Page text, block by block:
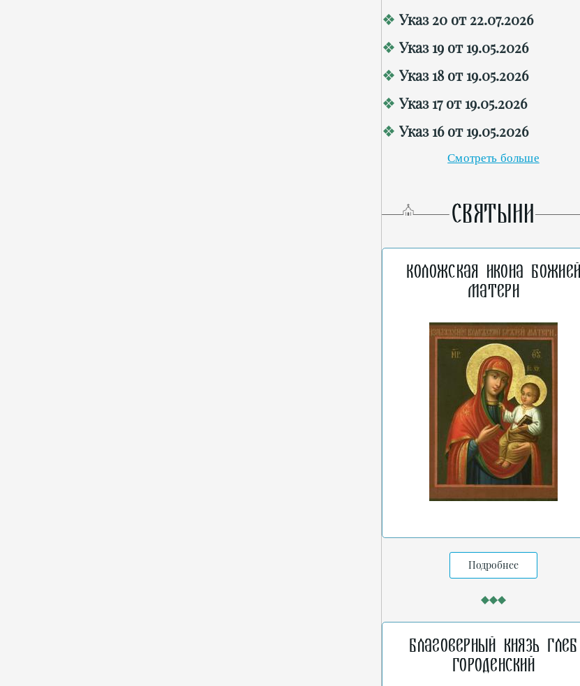
Указ 20 от 22.07.2026
Указ 19 от 19.05.2026
Указ 18 от 19.05.2026
Указ 17 от 19.05.2026
Указ 16 от 19.05.2026
Смотреть больше
СВЯТЫНИ
Коложская икона
Матери
Подробнее
Благоверный князь Глеб
Городенский